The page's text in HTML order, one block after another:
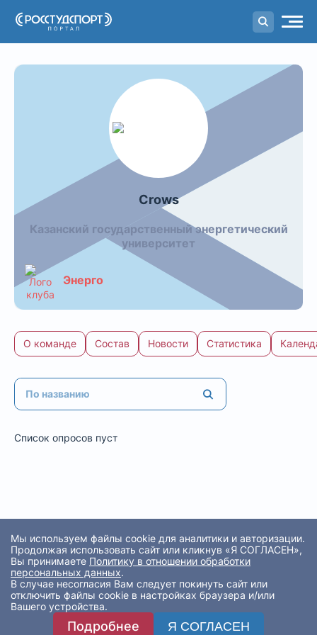
Порталстуденческого спорта
Crows
Казанский государственный энергетический
университет
Энерго
О команде Состав Новости Статистика
Список опросов пуст
Мы используем файлы cookie для аналитики и авторизации.
Продолжая использовать сайт или кликнув «Я СОГЛАСЕН»,
Вы принимаете Политику в отношении обработки
персональных данных.
В случае несогласия Вам следует покинуть сайт или
отключить файлы cookie в настройках браузера и/или
Вашего устройства.
Подробнее Я СОГЛАСЕН